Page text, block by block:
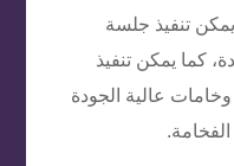
تنفيذ جلسة
كما يمكن تنفيذ
عالية الجودة